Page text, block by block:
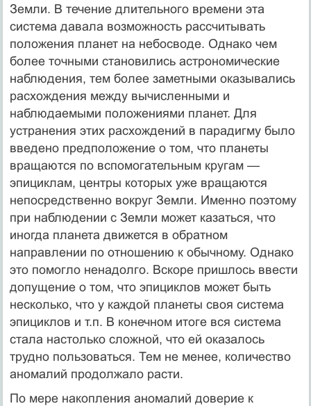
Земли. В течение длительного времени эта
система давала возможность рассчитывать
положения планет на небосводе. Однако чем
более точными становились астрономические
наблюдения, тем более заметными оказывались
расхождения между вычисленными и
наблюдаемыми положениями планет. Для
устранения этих расхождений в парадигму было
введено предположение о том, что планеты
вращаются по вспомогательным кругам —
эпициклам, центры которых уже вращаются
непосредственно вокруг Земли. Именно поэтому
при наблюдении с Земли может казаться, что
иногда планета движется в обратном
направлении по отношению к обычному. Однако
это помогло ненадолго. Вскоре пришлось ввести
допущение о том, что эпициклов может быть
несколько, что у каждой планеты своя система
эпициклов и т.п. В конечном итоге вся система
стала настолько сложной, что ей оказалось
трудно пользоваться. Тем не менее, количество
аномалий продолжало расти.
По мере накопления аномалий доверие к